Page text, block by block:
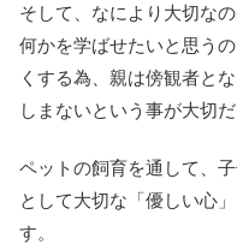
そして、なにより大切な
何かを学ばせたいと思う
くする為、親は傍観者と
しまないという事が大切だ
ペットの飼育を通して、
として大切な「優しい心
す。